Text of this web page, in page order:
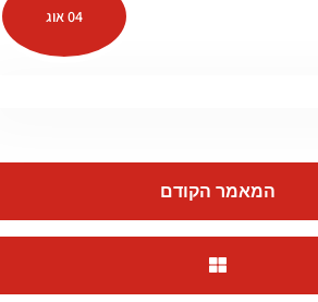
04 אוג
המאמר הקודם